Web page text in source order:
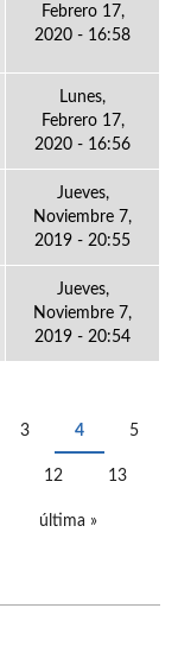
Febrero 17,
2020 - 16:58
Lunes,
Febrero 17,
2020 - 16:56
Jueves,
Noviembre 7,
2019 - 20:55
Jueves,
Noviembre 7,
2019 - 20:54
3 4 5
12 13
última »